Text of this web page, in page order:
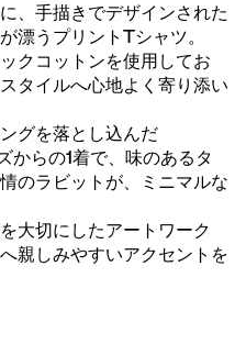
、手描きでデザインされた
漂うプリントTシャツ。
クコットンを使用してお
タイルへ心地よく寄り添い
グを落とし込んだ
らの1着で、味のあるタ
のラビットが、ミニマルな
大切にしたアートワーク
親しみやすいアクセントを